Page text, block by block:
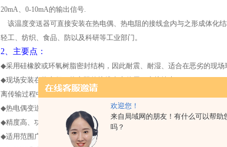
欢迎您！
来自局域网的朋友！有什么可以帮助
吗？
20mA、0-10mA的输出信号.
该温度变送器可直接安装在热电偶、热电阻的接线盒内与之形成体化
轻工、纺织、食品、防以及科研等工业部门。
2、主要点：
◆采用硅橡胶或环氧树脂密封结构，因此耐震、耐湿、适合在恶劣的现场
◆现场安装在热电偶、热电阻的接线盒内使用，直接输出4-20mA、0-
离传输过程中的抗干扰能力；
◆热电偶变送器具有冷端温度自动补偿功能；
◆精度高、功耗低，使用环境温度范围宽，工作稳定可靠；
◆适用范围广、既可以与热电偶、热电阻形成体化现场安装结构，也可